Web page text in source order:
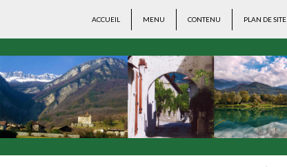
ACCUEIL MENU CONTENU PLAN DE SITE